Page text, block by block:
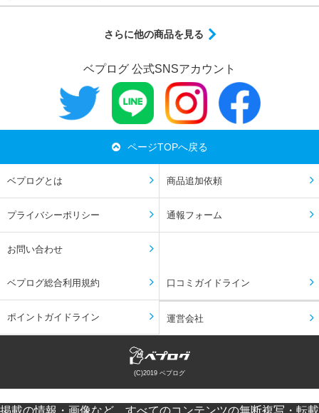
さらに他の商品を見る
ベプログ 公式SNSアカウント
ページTOPへ戻る
ベプログとは 商品追加依頼
プライバシーポリシー 通報フォーム
お問い合わせ
ベプログ総合利用規約 口コミガイドライン
ポイントガイドライン 運営会社
(C)2019 ベプログ
掲載の情報・画像など、すべてのコンテンツの無断複写・転載